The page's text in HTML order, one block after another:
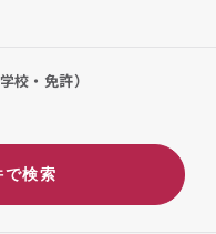
校・免許）
で検索